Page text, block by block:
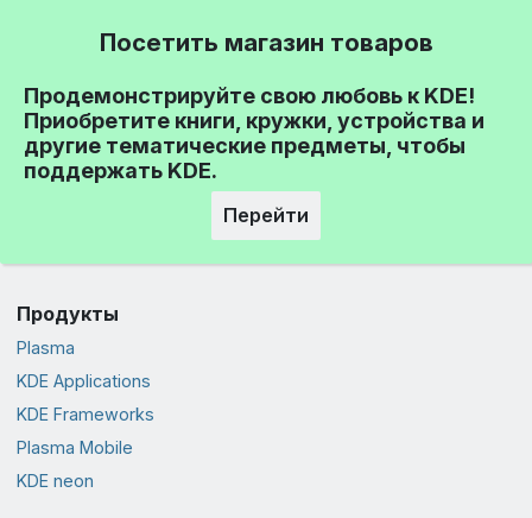
Посетить магазин товаров
Продемонстрируйте свою любовь к KDE!
Приобретите книги, кружки, устройства и
другие тематические предметы, чтобы
поддержать KDE.
Перейти
Продукты
Plasma
KDE Applications
KDE Frameworks
Plasma Mobile
KDE neon